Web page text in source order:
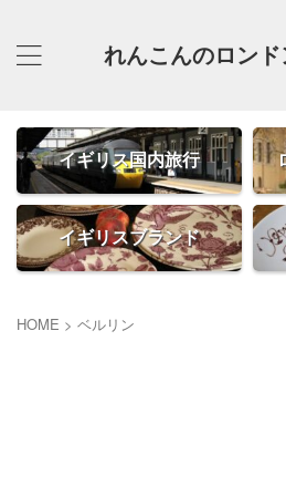
れんこんのロン
イギリス国内旅行
イギリスブランド
HOME > ベルリン